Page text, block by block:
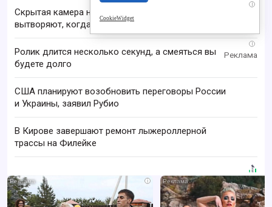
i
Скрытая камера на пляже Крыма: Что люди
вытворяют, когда их не видят...
i
Ролик длится несколько секунд, а смеяться вы
будете долго
США планируют возобновить переговоры России
и Украины, заявил Рубио
В Кирове завершают ремонт лыжероллерной
трассы на Филейке
i
CookieWidget